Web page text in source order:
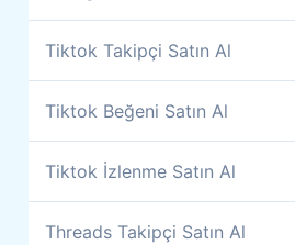
Tiktok Takipçi Satın Al
Tiktok Beğeni Satın Al
Tiktok İzlenme Satın Al
Threads Takipçi Satın Al